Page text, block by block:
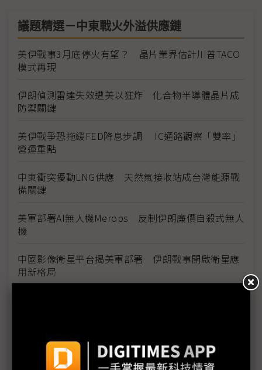
議題精選－中東戰火外溢供應鏈
美伊戰事3月底停火有望？ 晶片業界估計川普TACO
模式再現
伊朗偵測雷達失效遭美以狂炸 化合物半導體晶片成
防禦關鍵
美伊戰爭恐拖緩FED降息步調 IC通路觀察「雙率」
營運重點
中東衝突擾動LNG供應 天然氣接收站成台灣能源戰
備關鍵
美軍部署AI無人機Merops 反制伊朗廉價自殺式無人
機
中國影像衛星平台揭美軍部署 伊朗戰事開啟衛星應
用新格局
中東戰火掀汽車供應鏈危機 亞洲車廠面臨殘酷壓力